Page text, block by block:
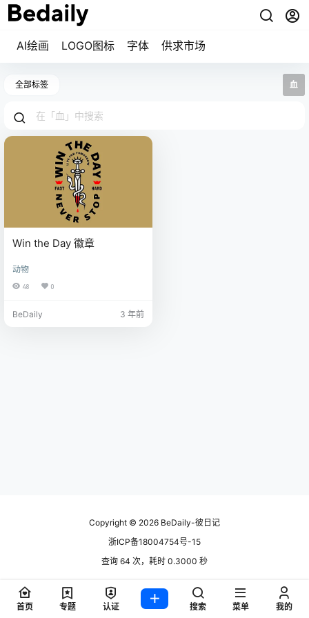
AI绘画 LOGO图标 字体 供求市场
全部标签 血
Win the Day 徽章
动物
48 0
BeDaily 3 年前
Copyright © 2026 BeDaily-彼日记
浙ICP备18004754号-15
查询 64 次，耗时 0.3000 秒
首页 专题 认证 搜索 菜单 我的